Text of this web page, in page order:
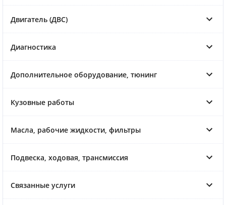
Двигатель (ДВС)
Диагностика
Дополнительное оборудование, тюнинг
Кузовные работы
Масла, рабочие жидкости, фильтры
Подвеска, ходовая, трансмиссия
Связанные услуги